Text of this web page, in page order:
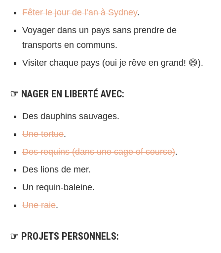
Fêter le jour de l’an à Sydney.
Voyager dans un pays sans prendre de
transports en communs.
Visiter chaque pays (oui je rêve en grand! 😄).
☞ NAGER EN LIBERTÉ AVEC:
Des dauphins sauvages.
Une tortue.
Des requins (dans une cage of course).
Des lions de mer.
Un requin-baleine.
Une raie.
☞ PROJETS PERSONNELS: